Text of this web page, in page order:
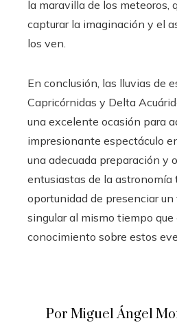
la maravilla de los meteoros,
capturar la imaginación y el
los ven.
En conclusión, las lluvias de
Capricórnidas y Delta
una excelente ocasión para
impresionante espectáculo
una adecuada preparación y
entusiastas de la astronomía
oportunidad de presenciar
singular al mismo tiempo que
conocimiento sobre estos
Por Miguel Ángel